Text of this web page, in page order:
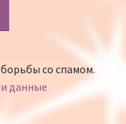
со спамом.
данные